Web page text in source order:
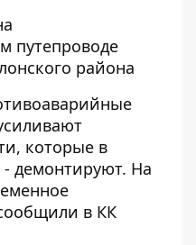
путепроводе
района
которые в
демонтируют. На
в КК